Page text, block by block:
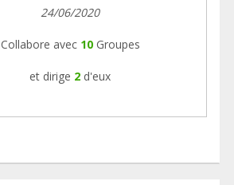
24/06/2020
Collabore avec 10 Groupes
et dirige 2 d'eux